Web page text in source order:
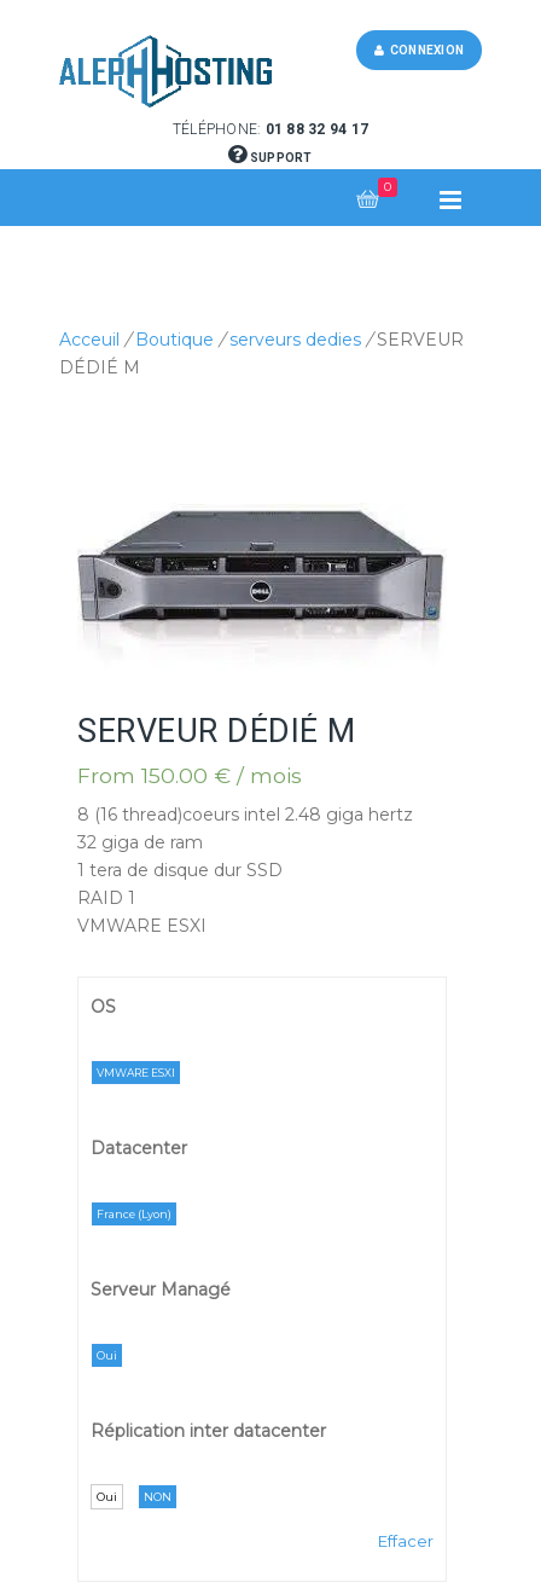
TÉLÉPHONE: 01 88 32 94 17
SUPPORT
CONNEXION
0
Acceuil / Boutique / serveurs dedies / SERVEUR
DÉDIÉ M
SERVEUR DÉDIÉ M
From 150.00 € / mois
8 (16 thread)coeurs intel 2.48 giga hertz
32 giga de ram
1 tera de disque dur SSD
RAID 1
VMWARE ESXI
OS
VMWARE ESXI
Datacenter
France (Lyon)
Serveur Managé
Oui
Réplication inter datacenter
Oui NON
Effacer